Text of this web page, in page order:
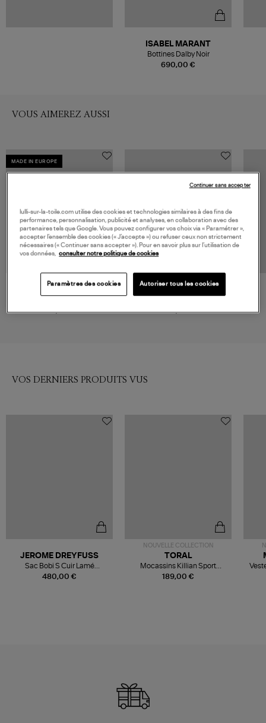
690,00 €
ISABEL MARANT
Bottines Dalby Noir
VOUS AIMEREZ AUSSI
MADE IN EUROPE
159,00 €
325,00 €
VOS DERNIERS PRODUITS VUS
480,00 €
JEROME DREYFUSS
Sac Bobi S Cuir Lamé
Champagne
NOUVELLE COLLECTION
189,00 €
TORAL
Mocassins Killian Sport
Mousse
lulli-sur-la-toile.com utilise des cookies et technologies similaires à des fins de
performance, personnalisation, publicité et analyses, en collaboration avec des
partenaires tels que Google. Vous pouvez configurer vos choix via « Paramétrer »,
accepter l’ensemble des cookies (« J’accepte ») ou refuser ceux non strictement
nécessaires (« Continuer sans accepter »). Pour en savoir plus sur l’utilisation de
vos données, consulter notre politique de cookies
Paramètres des cookies Autoriser tous les cookies
Continuer sans accepter